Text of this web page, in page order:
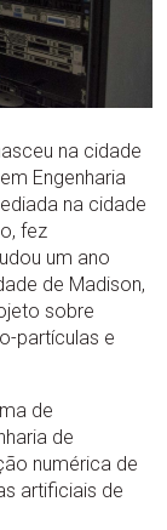
na cidade
Engenharia
na cidade
fez
um ano
de Madison,
sobre
partículas e
de
de
numérica de
artificiais de